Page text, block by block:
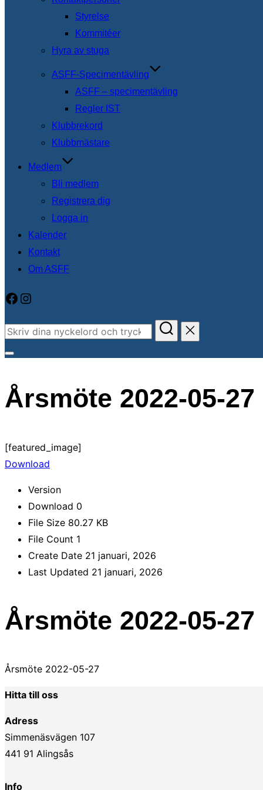
Styrelse
Kommitéer
Hyra av stuga
ASFF-Specimentävling
ASFF – specimentävling
Regler IST
Klubbrekord
Klubbmästare
Medlem
Bli medlem
Registrera dig
Logga in
Kalender
Kontakt
Om ASFF
Facebook
Instagram
Sök
Slå
sidopanel
och
Årsmöte 2022-05-27
[featured_image]
Download
Version
Download 0
File Size 80.27 KB
File Count 1
Create Date 21 januari, 2026
Last Updated 21 januari, 2026
Årsmöte 2022-05-27
Årsmöte 2022-05-27
Hitta till oss
Adress
Simmenäsvägen 107
441 91 Alingsås
Info